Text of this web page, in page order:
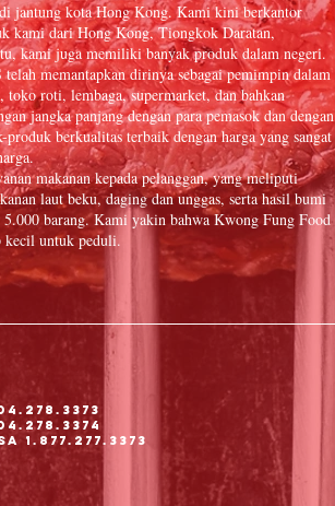
jantung kota Hong Kong. Kami kini berkantor
kami dari Hong Kong, Tiongkok Daratan,
kami juga memiliki banyak produk dalam negeri.
memantapkan dirinya sebagai pemimpin dalam
roti, lembaga, supermarket, dan bahkan
jangka panjang dengan para pemasok dan dengan
berkualitas terbaik dengan harga yang sangat
makanan kepada pelanggan, yang meliputi
laut beku, daging dan unggas, serta hasil bumi
barang. Kami yakin bahwa Kwong Fung Food
kecil untuk peduli.
1.877.277.3373